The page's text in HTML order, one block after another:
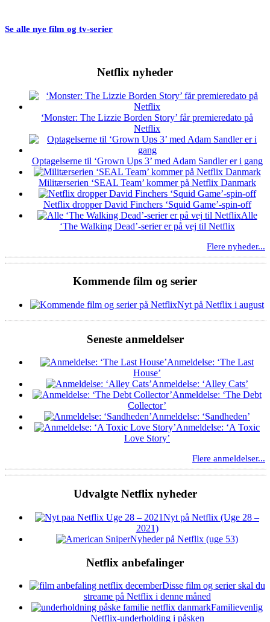
Se alle nye film og tv-serier
Netflix nyheder
‘Monster: The Lizzie Borden Story’ får premieredato på
Netflix
Optagelserne til ‘Grown Ups 3’ med Adam Sandler er i gang
Militærserien ‘SEAL Team’ kommer på Netflix Danmark
Netflix dropper David Finchers ‘Squid Game’-spin-off
Alle
‘The Walking Dead’-serier er på vej til Netflix
Flere nyheder...
Kommende film og serier
Nyt på Netflix i august
Seneste anmeldelser
Anmeldelse: ‘The Last
House’
Anmeldelse: ‘Alley Cats’
Anmeldelse: ‘The Debt
Collector’
Anmeldelse: ‘Sandheden’
Anmeldelse: ‘A Toxic
Love Story’
Flere anmeldelser...
Udvalgte Netflix nyheder
Nyt på Netflix (Uge 28 –
2021)
Nyheder på Netflix (uge 53)
Netflix anbefalinger
Disse film og serier skal du
streame på Netflix i denne måned
Familievenlig
Netflix-underholding i påsken